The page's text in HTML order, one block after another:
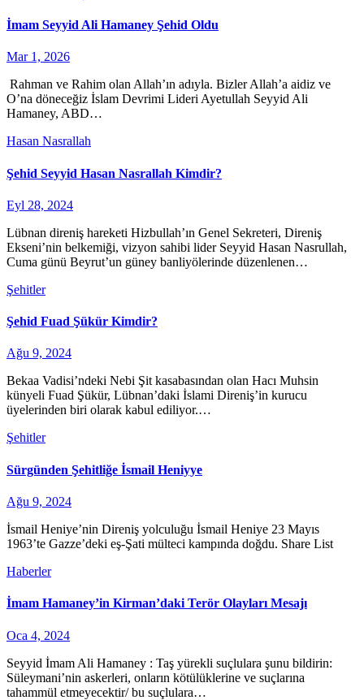
İmam Seyyid Ali Hamaney Şehid Oldu
Mar 1, 2026
Rahman ve Rahim olan Allah’ın adıyla. Bizler Allah’a aidiz ve
O’na döneceğiz İslam Devrimi Lideri Ayetullah Seyyid Ali
Hamaney, ABD…
Hasan Nasrallah
Şehid Seyyid Hasan Nasrallah Kimdir?
Eyl 28, 2024
Lübnan direniş hareketi Hizbullah’ın Genel Sekreteri, Direniş
Ekseni’nin belkemiği, vizyon sahibi lider Seyyid Hasan Nasrullah,
Cuma günü Beyrut’un güney banliyölerinde düzenlenen…
Şehitler
Şehid Fuad Şükür Kimdir?
Ağu 9, 2024
Bekaa Vadisi’ndeki Nebi Şit kasabasından olan Hacı Muhsin
künyeli Fuad Şükür, Lübnan’daki İslami Direniş’in kurucu
üyelerinden biri olarak kabul ediliyor.…
Şehitler
Sürgünden Şehitliğe İsmail Heniyye
Ağu 9, 2024
İsmail Heniye’nin Direniş yolculuğu İsmail Heniye 23 Mayıs
1963’te Gazze’deki eş-Şati mülteci kampında doğdu. Share List
Haberler
İmam Hamaney’in Kirman’daki Terör Olayları Mesajı
Oca 4, 2024
Seyyid İmam Ali Hamaney : Taş yürekli suçlulara şunu bildirin:
Süleymani’nin askerleri, onların kötülüklerine ve suçlarına
tahammül etmeyecektir/ bu suçlulara…